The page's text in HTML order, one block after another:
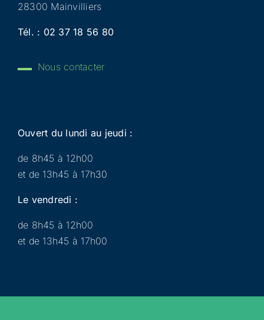
28300 Mainvilliers
Tél. : 02 37 18 56 80
Nous contacter
Ouvert du lundi au jeudi :
de 8h45 à 12h00
et de 13h45 à 17h30
Le vendredi :
de 8h45 à 12h00
et de 13h45 à 17h00